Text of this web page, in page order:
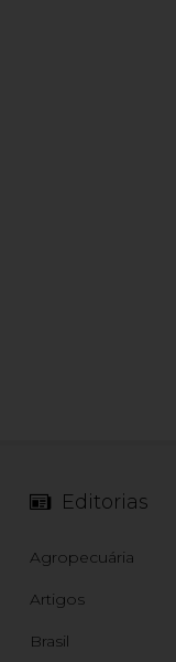
Editorias
Agropecuária
Artigos
Brasil